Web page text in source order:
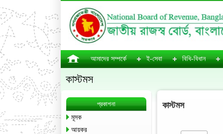
আমাদের সম্পর্কে ই-সেবা বিধি-বিধান
কাস্টমস
প্রকাশনা
মূসক
আয়কর
কাস্টমস